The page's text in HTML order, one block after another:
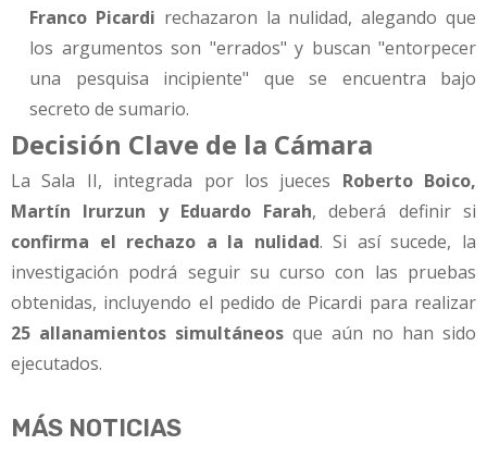
Franco Picardi rechazaron la nulidad, alegando que
los argumentos son "errados" y buscan "entorpecer
una pesquisa incipiente" que se encuentra bajo
secreto de sumario.
Decisión Clave de la Cámara
La Sala II, integrada por los jueces Roberto Boico,
Martín Irurzun y Eduardo Farah, deberá definir si
confirma el rechazo a la nulidad. Si así sucede, la
investigación podrá seguir su curso con las pruebas
obtenidas, incluyendo el pedido de Picardi para realizar
25 allanamientos simultáneos que aún no han sido
ejecutados.
MÁS NOTICIAS